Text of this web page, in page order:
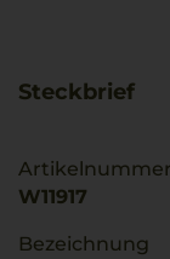
Steckbrief
Artikelnummer
W11917
Bezeichnung